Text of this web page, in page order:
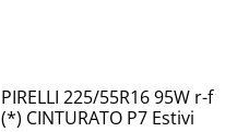
%
PIRELLI 225/55R16 95W r-f
(*) CINTURATO P7 Estivi